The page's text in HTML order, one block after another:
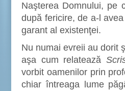
Naşterea Domnului, pe
după fericire, de a-l
garant al existenţei.
Nu numai evreii au dorit
aşa cum relatează
vorbit oamenilor prin
chiar întreaga lume